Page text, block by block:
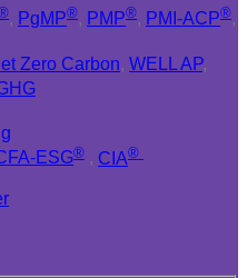
, PgMP®, PMP®, PMI-ACP®,
Zero Carbon, WELL AP,
ESG® , CIA®